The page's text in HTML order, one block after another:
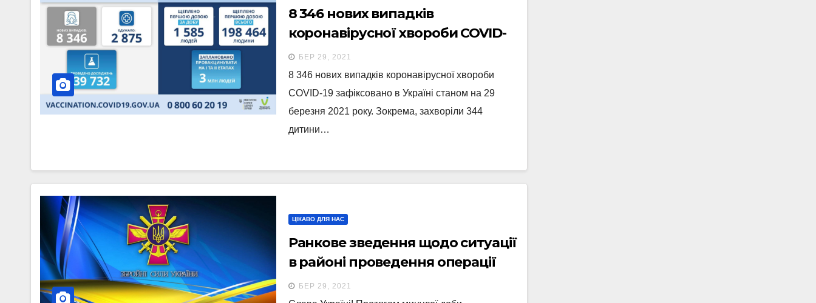
8 346 нових випадків
коронавірусної хвороби COVID-
19 зафіксовано в Україні станом
на 29 березня 2021 року.
БЕР 29, 2021
8 346 нових випадків коронавірусної хвороби
COVID-19 зафіксовано в Україні станом на 29
березня 2021 року. Зокрема, захворіли 344
дитини…
ЦІКАВО ДЛЯ НАС
Ранкове зведення щодо ситуації
в районі проведення операції
Об’єднаних сил станом на 7.00
БЕР 29, 2021